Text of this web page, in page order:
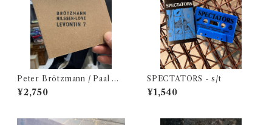
Peter Brötzmann / Paal Nil
ssen Love - Levontin 7（C
D）
¥2,750
SPECTATORS - s/t
¥1,540